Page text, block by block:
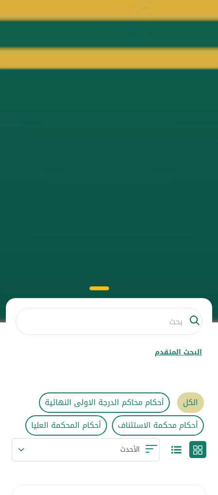
البحث المتقدم
الكل
أحكام محاكم الدرجة الاولى النهائية
أحكام محكمة الاستئناف
أحكام المحكمة العليا